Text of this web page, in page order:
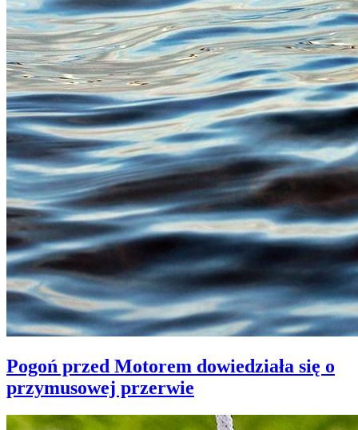
Pogoń przed Motorem dowiedziała się o
przymusowej przerwie